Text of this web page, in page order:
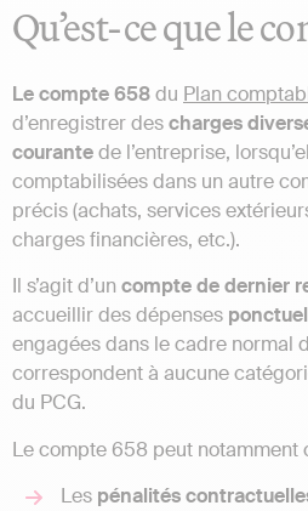
Qu’est-ce que le
Le compte 658du Plan
d’enregistrer descharges
courantede l’entreprise,
comptabilisées dans un autre
précis (achats, services
charges financières, etc.).
Il s’agit d’un compte de dernier
accueillir des dépenses
engagées dans le cadre normal
correspondent à aucune
du PCG.
Le compte 658 peut notamment
Les pénalités